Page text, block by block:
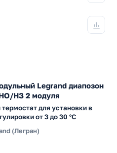
Legrand диапозон
НЗ 2 модуля
для установки в
от 3 до 30 °C
(Легран)